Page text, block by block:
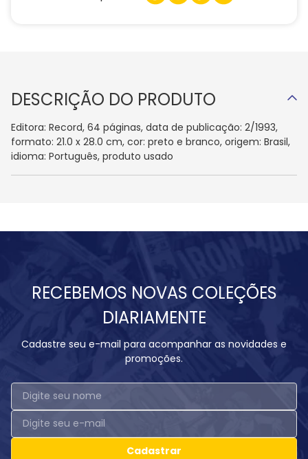
DESCRIÇÃO DO PRODUTO
Editora: Record, 64 páginas, data de publicação: 2/1993,
formato: 21.0 x 28.0 cm, cor: preto e branco, origem: Brasil,
idioma: Português, produto usado
RECEBEMOS NOVAS COLEÇÕES
DIARIAMENTE
Cadastre seu e-mail para acompanhar as novidades e
promoções.
Cadastrar